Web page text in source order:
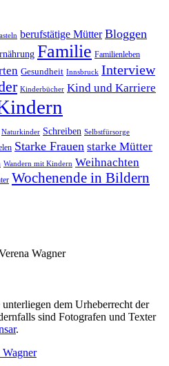
berufstätige Mütter Bloggen
Familie Familienleben
Gesundheit Innsbruck Interview
Kinderbücher Kind und Karriere
Naturkinder Schreiben Selbstfürsorge
Starke Frauen starke Mütter
Wandern mit Kindern Weihnachten
Wochenende in Bildern
Wagner
dem Urheberrecht der
sind Fotografen und Texter
.